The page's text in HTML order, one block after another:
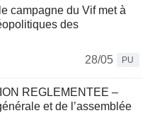
campagne du Vif met à
des
28/05
PU
REGLEMENTEE –
et de l’assemblée